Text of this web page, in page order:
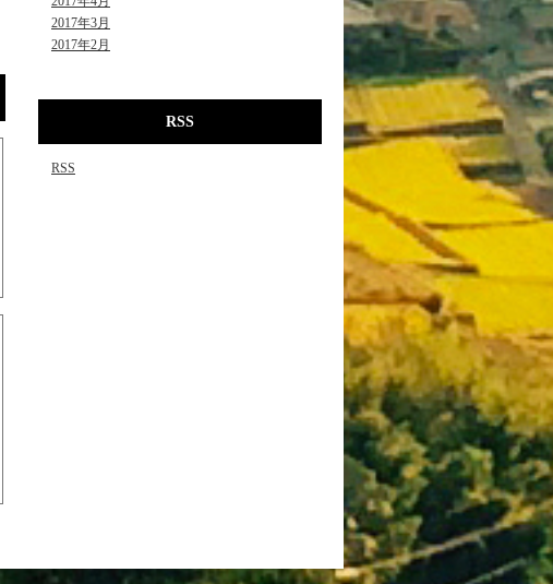
2017年3月
2017年2月
RSS
RSS